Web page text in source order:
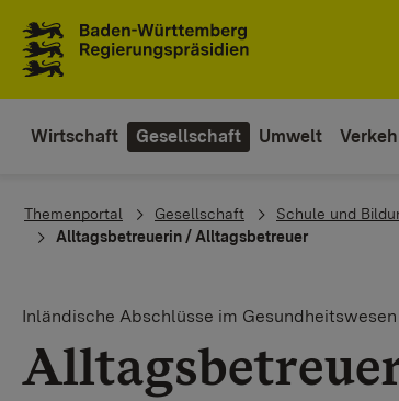
Wirtschaft Gesellschaft Umwelt
You are here:
Themenportal Gesellschaft Schule und
Alltagsbetreuerin / Alltagsbetreuer
Inländische Abschlüsse im Gesundheitswesen